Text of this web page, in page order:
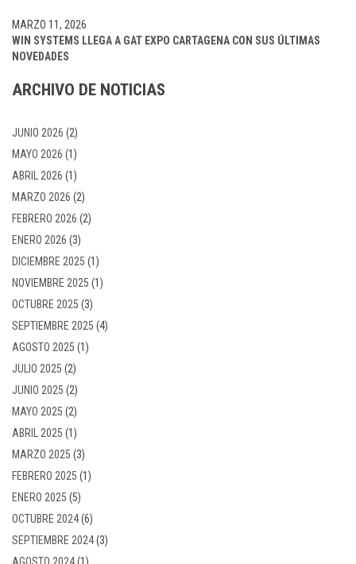
WIN SYSTEMS LLEGA A GAT EXPO CARTAGENA CON SUS ÚLTIMAS
NOVEDADES
MARZO 11, 2026
ARCHIVO DE NOTICIAS
JUNIO 2026 (2)
MAYO 2026 (1)
ABRIL 2026 (1)
MARZO 2026 (2)
FEBRERO 2026 (2)
ENERO 2026 (3)
DICIEMBRE 2025 (1)
NOVIEMBRE 2025 (1)
OCTUBRE 2025 (3)
SEPTIEMBRE 2025 (4)
AGOSTO 2025 (1)
JULIO 2025 (2)
JUNIO 2025 (2)
MAYO 2025 (2)
ABRIL 2025 (1)
MARZO 2025 (3)
FEBRERO 2025 (1)
ENERO 2025 (5)
OCTUBRE 2024(6)
SEPTIEMBRE 2024(3)